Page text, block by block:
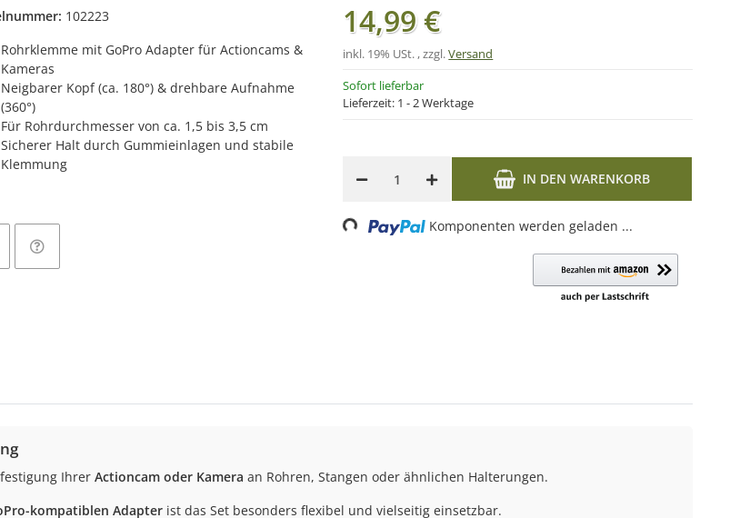
102223
Rohrklemme mit GoPro Adapter für Actioncams &
Kameras
Neigbarer Kopf (ca. 180°) & drehbare Aufnahme
(360°)
Für Rohrdurchmesser von ca. 1,5 bis 3,5 cm
Sicherer Halt durch Gummieinlagen und stabile
Klemmung
Sofort lieferbar
Lieferzeit: 1 - 2 Werktage
14,99 €
inkl. 19% USt. , zzgl.Versand
IN DEN WARENKORB
Loading... Komponenten werden geladen ...
Ihrer Actioncam oder Kamera an Rohren, Stangen oder ähnlichen Halterungen.
kompatiblen Adapter ist das Set besonders flexibel und vielseitig einsetzbar.